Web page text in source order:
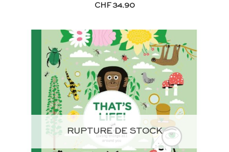
CHF 34.90
RUPTURE DE STOCK